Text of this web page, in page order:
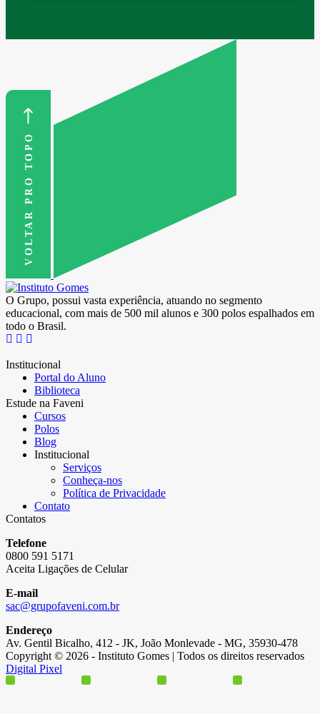
VOLTAR PRO TOPO
O Grupo, possui vasta experiência, atuando no segmento
educacional, com mais de 500 mil alunos e 300 polos espalhados em
todo o Brasil.
Institucional
Portal do Aluno
Biblioteca
Estude na Faveni
Cursos
Polos
Blog
Institucional
Serviços
Conheça-nos
Política de Privacidade
Contato
Contatos
Telefone
0800 591 5171
Aceita Ligações de Celular
E-mail
sac@grupofaveni.com.br
Endereço
Av. Gentil Bicalho, 412 - JK, João Monlevade - MG, 35930-478
Copyright © 2026 - Instituto Gomes | Todos os direitos reservados
Digital Pixel